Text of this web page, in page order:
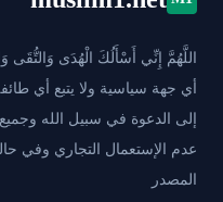
اللَّهُمَّ إِنِّي أَسْأَلُكَ الْهُدَى وَالتُّقَى
أي جهة سياسية ولا يتبع أي
إلى الدعوة في سبيل الله
عدم الإستعمال التجاري وفي
المصدر